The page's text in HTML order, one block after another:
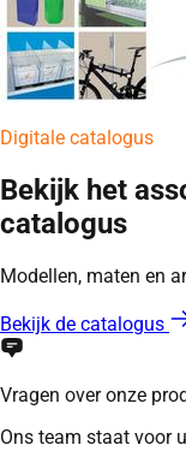
Digitale catalogus
Bekijk het
catalogus
Modellen, maten en
Bekijk de catalogus
Vragen over onze
Ons team staat voor